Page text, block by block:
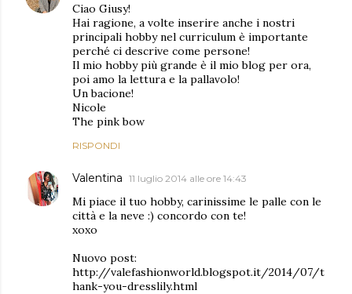
Ciao Giusy!
Hai ragione, a volte inserire anche i nostri
principali hobby nel curriculum è importante
perché ci descrive come persone!
Il mio hobby più grande è il mio blog per ora,
poi amo la lettura e la pallavolo!
Un bacione!
Nicole
The pink bow
RISPONDI
Valentina 11 luglio 2014 alle ore 14:43
Mi piace il tuo hobby, carinissime le palle con le
città e la neve :) concordo con te!
xoxo
Nuovo post:
http://valefashionworld.blogspot.it/2014/07/t
hank-you-dresslily.html